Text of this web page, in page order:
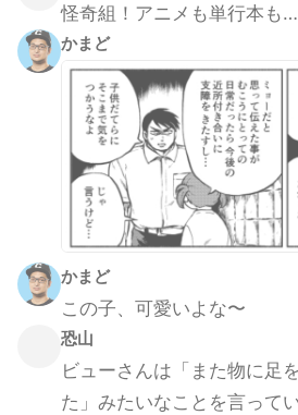
怪奇組！アニメも単行本も
かまど
かまど
この子、可愛いよな〜
恐山
ビューさんは「また物に足
た」みたいなことを言って